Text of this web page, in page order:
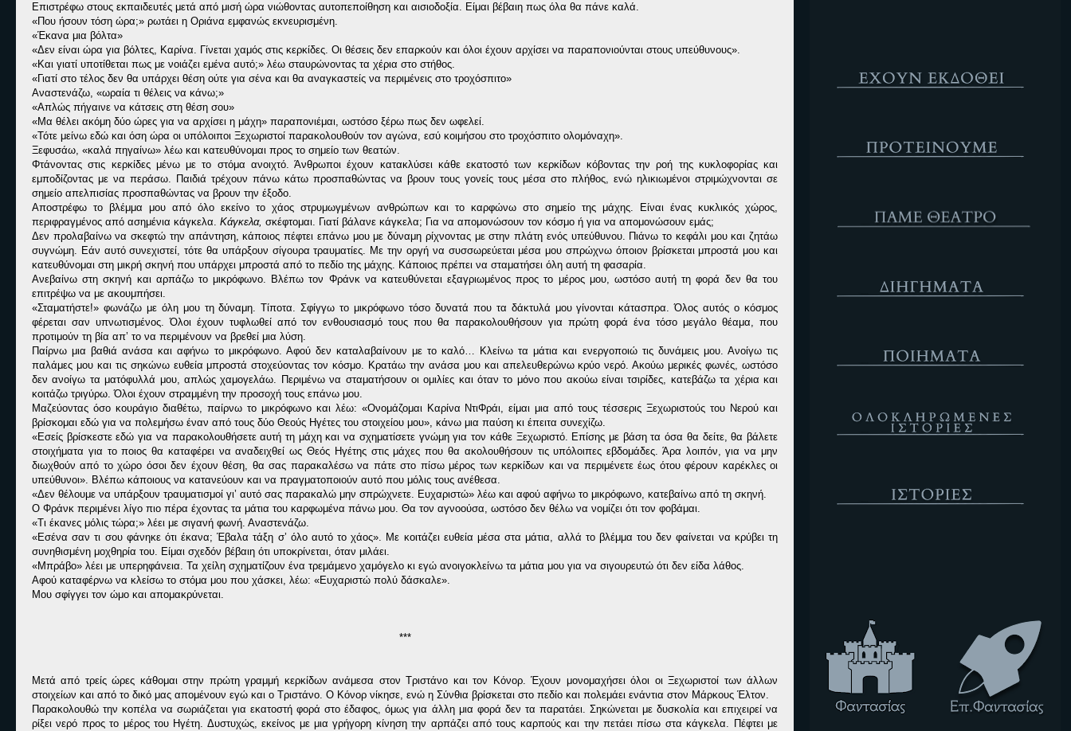
Επιστρέφω στους εκπαιδευτές μετά από μισή ώρα νιώθοντας αυτοπεποίθηση και αισιοδοξία. Είμαι βέβαιη πως όλα θα πάνε καλά.
«Που ήσουν τόση ώρα;» ρωτάει η Οριάνα εμφανώς εκνευρισμένη.
«Έκανα μια βόλτα»
«Δεν είναι ώρα για βόλτες, Καρίνα. Γίνεται χαμός στις κερκίδες. Οι θέσεις δεν επαρκούν και όλοι έχουν αρχίσει να παραπονιούνται στους υπεύθυνους».
«Και γιατί υποτίθεται πως με νοιάζει εμένα αυτό;» λέω σταυρώνοντας τα χέρια στο στήθος.
«Γιατί στο τέλος δεν θα υπάρχει θέση ούτε για σένα και θα αναγκαστείς να περιμένεις στο τροχόσπιτο»
Αναστενάζω, «ωραία τι θέλεις να κάνω;»
«Απλώς πήγαινε να κάτσεις στη θέση σου»
«Μα θέλει ακόμη δύο ώρες για να αρχίσει η μάχη» παραπονιέμαι, ωστόσο ξέρω πως δεν ωφελεί.
«Τότε μείνω εδώ και όση ώρα οι υπόλοιποι Ξεχωριστοί παρακολουθούν τον αγώνα, εσύ κοιμήσου στο τροχόσπιτο ολομόναχη».
Ξεφυσάω, «καλά πηγαίνω» λέω και κατευθύνομαι προς το σημείο των θεατών.
Φτάνοντας στις κερκίδες μένω με το στόμα ανοιχτό. Άνθρωποι έχουν κατακλύσει κάθε εκατοστό των κερκίδων κόβοντας την ροή της κυκλοφορίας και
εμποδίζοντας με να περάσω. Παιδιά τρέχουν πάνω κάτω προσπαθώντας να βρουν τους γονείς τους μέσα στο πλήθος, ενώ ηλικιωμένοι στριμώχνονται σε
σημείο απελπισίας προσπαθώντας να βρουν την έξοδο.
Αποστρέφω το βλέμμα μου από όλο εκείνο το χάος στρυμωγμένων ανθρώπων και το καρφώνω στο σημείο της μάχης. Είναι ένας κυκλικός χώρος,
περιφραγμένος από ασημένια κάγκελα. Κάγκελα, σκέφτομαι. Γιατί βάλανε κάγκελα; Για να απομονώσουν τον κόσμο ή για να απομονώσουν εμάς;
Δεν προλαβαίνω να σκεφτώ την απάντηση, κάποιος πέφτει επάνω μου με δύναμη ρίχνοντας με στην πλάτη ενός υπεύθυνου. Πιάνω το κεφάλι μου και ζητάω
συγνώμη. Εάν αυτό συνεχιστεί, τότε θα υπάρξουν σίγουρα τραυματίες. Με την οργή να συσσωρεύεται μέσα μου σπρώχνω όποιον βρίσκεται μπροστά μου και
κατευθύνομαι στη μικρή σκηνή που υπάρχει μπροστά από το πεδίο της μάχης. Κάποιος πρέπει να σταματήσει όλη αυτή τη φασαρία.
Ανεβαίνω στη σκηνή και αρπάζω το μικρόφωνο. Βλέπω τον Φράνκ να κατευθύνεται εξαγριωμένος προς το μέρος μου, ωστόσο αυτή τη φορά δεν θα του
επιτρέψω να με ακουμπήσει.
«Σταματήστε!» φωνάζω με όλη μου τη δύναμη. Τίποτα. Σφίγγω το μικρόφωνο τόσο δυνατά που τα δάκτυλά μου γίνονται κάτασπρα. Όλος αυτός ο κόσμος
φέρεται σαν υπνωτισμένος. Όλοι έχουν τυφλωθεί από τον ενθουσιασμό τους που θα παρακολουθήσουν για πρώτη φορά ένα τόσο μεγάλο θέαμα, που
προτιμούν τη βία απ’ το να περιμένουν να βρεθεί μια λύση.
Παίρνω μια βαθιά ανάσα και αφήνω το μικρόφωνο. Αφού δεν καταλαβαίνουν με το καλό… Κλείνω τα μάτια και ενεργοποιώ τις δυνάμεις μου. Ανοίγω τις
παλάμες μου και τις σηκώνω ευθεία μπροστά στοχεύοντας τον κόσμο. Κρατάω την ανάσα μου και απελευθερώνω κρύο νερό. Ακούω μερικές φωνές, ωστόσο
δεν ανοίγω τα ματόφυλλά μου, απλώς χαμογελάω. Περιμένω να σταματήσουν οι ομιλίες και όταν το μόνο που ακούω είναι τσιρίδες, κατεβάζω τα χέρια και
κοιτάζω τριγύρω. Όλοι έχουν στραμμένη την προσοχή τους επάνω μου.
Μαζεύοντας όσο κουράγιο διαθέτω, παίρνω το μικρόφωνο και λέω: «Ονομάζομαι Καρίνα ΝτιΦράι, είμαι μια από τους τέσσερις Ξεχωριστούς του Νερού και
βρίσκομαι εδώ για να πολεμήσω έναν από τους δύο Θεούς Ηγέτες του στοιχείου μου», κάνω μια παύση κι έπειτα συνεχίζω.
«Εσείς βρίσκεστε εδώ για να παρακολουθήσετε αυτή τη μάχη και να σχηματίσετε γνώμη για τον κάθε Ξεχωριστό. Επίσης με βάση τα όσα θα δείτε, θα βάλετε
στοιχήματα για το ποιος θα καταφέρει να αναδειχθεί ως Θεός Ηγέτης στις μάχες που θα ακολουθήσουν τις υπόλοιπες εβδομάδες. Άρα λοιπόν, για να μην
διωχθούν από το χώρο όσοι δεν έχουν θέση, θα σας παρακαλέσω να πάτε στο πίσω μέρος των κερκίδων και να περιμένετε έως ότου φέρουν καρέκλες οι
υπεύθυνοι». Βλέπω κάποιους να κατανεύουν και να πραγματοποιούν αυτό που μόλις τους ανέθεσα.
«Δεν θέλουμε να υπάρξουν τραυματισμοί γι’ αυτό σας παρακαλώ μην σπρώχνετε. Ευχαριστώ» λέω και αφού αφήνω το μικρόφωνο, κατεβαίνω από τη σκηνή.
Ο Φράνκ περιμένει λίγο πιο πέρα έχοντας τα μάτια του καρφωμένα πάνω μου. Θα τον αγνοούσα, ωστόσο δεν θέλω να νομίζει ότι τον φοβάμαι.
«Τι έκανες μόλις τώρα;» λέει με σιγανή φωνή. Αναστενάζω.
«Εσένα σαν τι σου φάνηκε ότι έκανα; Έβαλα τάξη σ’ όλο αυτό το χάος». Με κοιτάζει ευθεία μέσα στα μάτια, αλλά το βλέμμα του δεν φαίνεται να κρύβει τη
συνηθισμένη μοχθηρία του. Είμαι σχεδόν βέβαιη ότι υποκρίνεται, όταν μιλάει.
«Μπράβο» λέει με υπερηφάνεια. Τα χείλη σχηματίζουν ένα τρεμάμενο χαμόγελο κι εγώ ανοιγοκλείνω τα μάτια μου για να σιγουρευτώ ότι δεν είδα λάθος.
Αφού καταφέρνω να κλείσω το στόμα μου που χάσκει, λέω: «Ευχαριστώ πολύ δάσκαλε».
Μου σφίγγει τον ώμο και απομακρύνεται.
***
Μετά από τρείς ώρες κάθομαι στην πρώτη γραμμή κερκίδων ανάμεσα στον Τριστάνο και τον Κόνορ. Έχουν μονομαχήσει όλοι οι Ξεχωριστοί των άλλων
στοιχείων και από το δικό μας απομένουν εγώ και ο Τριστάνο. Ο Κόνορ νίκησε, ενώ η Σύνθια βρίσκεται στο πεδίο και πολεμάει ενάντια στον Μάρκους Έλτον.
Παρακολουθώ την κοπέλα να σωριάζεται για εκατοστή φορά στο έδαφος, όμως για άλλη μια φορά δεν τα παρατάει. Σηκώνεται με δυσκολία και επιχειρεί να
ρίξει νερό προς το μέρος του Ηγέτη. Δυστυχώς, εκείνος με μια γρήγορη κίνηση την αρπάζει από τους καρπούς και την πετάει πίσω στα κάγκελα. Πέφτει με